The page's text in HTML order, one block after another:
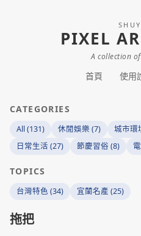
PIXEL
A collection
首頁 使用
CATEGORIES
All (131) 休閒娛樂 (7) 城市環
日常生活 (27)
節慶習俗 (8)
TOPICS
台灣特色 (34) 宜蘭名產 (25)
拖把